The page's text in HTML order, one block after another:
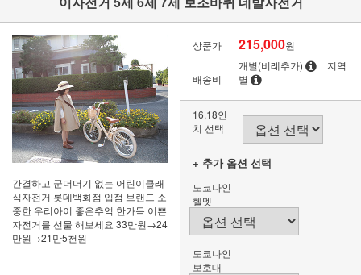
간결하고 군더더기 없는 어린이클래
식자전거 롯데백화점 입점 브랜드 소
중한 우리아이 좋은추억 한가득 이쁜
자전거를 선물 해보세요 33만원→24
만원→21만5천원
상품가 215,000원
배송비
개별(비례추가)
지역
별
16,18인
치 선택
+ 추가 옵션 선택
도쿄나인
헬멧
도쿄나인
보호대